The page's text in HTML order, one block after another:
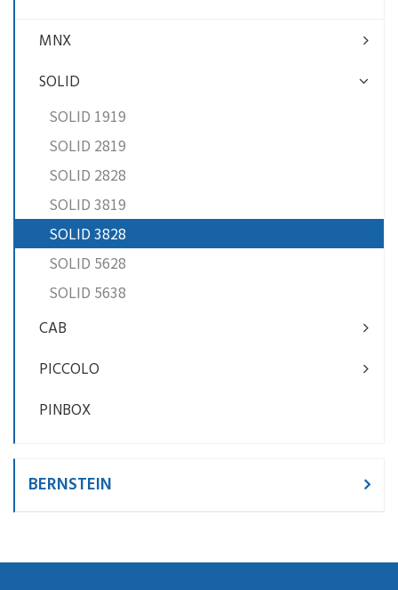
MNX
SOLID
SOLID 1919
SOLID 2819
SOLID 2828
SOLID 3819
SOLID 3828
SOLID 5628
SOLID 5638
CAB
PICCOLO
PINBOX
BERNSTEIN